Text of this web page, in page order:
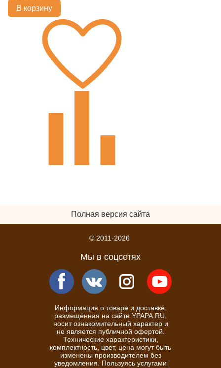
В корзину
Полная версия сайта
© 2011-2026
Мы в соцсетях
Информация о товаре и доставке,
размещённая на сайте YPAPA.RU,
носит ознакомительный характер и
не является публичной офертой.
Технические характеристики,
комплектность, цвет, цена могут быть
изменены производителем без
уведомления. Пользуясь услугами